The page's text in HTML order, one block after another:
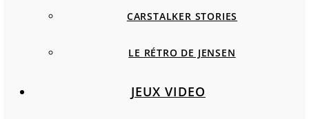
CARSTALKER STORIES
LE RÉTRO DE JENSEN
JEUX VIDEO